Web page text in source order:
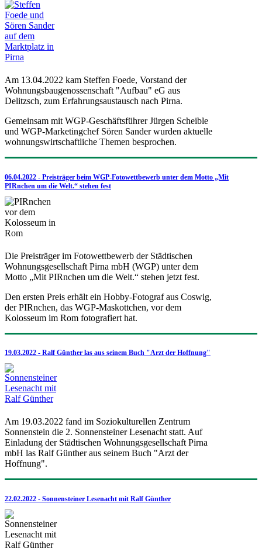
Am 13.04.2022 kam Steffen Foede, Vorstand der
Wohnungsbaugenossenschaft "Aufbau" eG aus
Delitzsch, zum Erfahrungsaustausch nach Pirna.
Gemeinsam mit WGP-Geschäftsführer Jürgen Scheible
und WGP-Marketingchef Sören Sander wurden aktuelle
wohnungswirtschaftliche Themen besprochen.
06.04.2022 - Preisträger beim WGP-Fotowettbewerb unter dem Motto „Mit
PIRnchen um die Welt.“ stehen fest
Die Preisträger im Fotowettbewerb der Städtischen
Wohnungsgesellschaft Pirna mbH (WGP) unter dem
Motto „Mit PIRnchen um die Welt.“ stehen jetzt fest.
Den ersten Preis erhält ein Hobby-Fotograf aus Coswig,
der PIRnchen, das WGP-Maskottchen, vor dem
Kolosseum im Rom fotografiert hat.
19.03.2022 - Ralf Günther las aus seinem Buch "Arzt der Hoffnung"
Am 19.03.2022 fand im Soziokulturellen Zentrum
Sonnenstein die 2. Sonnensteiner Lesenacht statt. Auf
Einladung der Städtischen Wohnungsgesellschaft Pirna
mbH las Ralf Günther aus seinem Buch "Arzt der
Hoffnung".
22.02.2022 - Sonnensteiner Lesenacht mit Ralf Günther